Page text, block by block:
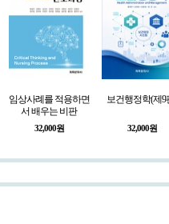
임상사례를 적용하면
서 배우는 비판
32,000원
보건행정학(제9
32,000원